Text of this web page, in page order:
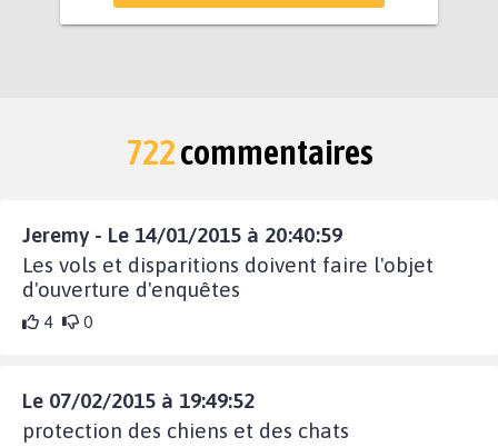
722commentaires
Jeremy - Le 14/01/2015 à 20:40:59
Les vols et disparitions doivent faire l'objet
d'ouverture d'enquêtes
4 0
Le 07/02/2015 à 19:49:52
protection des chiens et des chats